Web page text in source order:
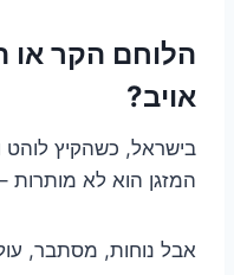
הלוחם הקר או
אויב?
בישראל, כשהקיץ לוהט
המזגן הוא לא מותרות
אבל נוחות, מסתבר,